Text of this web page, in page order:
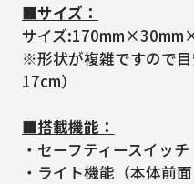
■サイズ：
サイズ
※形状が複雑ですので
17cm）
■搭載機能：
・セーフティースイッチ
・ライト機能（本体前